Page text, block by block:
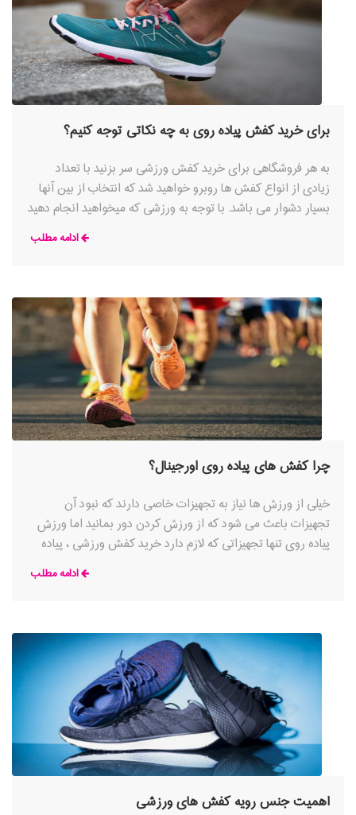
برای خرید کفش پیاده روی به چه نکاتی توجه کنیم؟
به هر فروشگاهی برای خرید کفش ورزشی سر بزنید با تعداد
زیادی از انواع کفش ها روبرو خواهید شد که انتخاب از بین آنها
بسیار دشوار می باشد. با توجه به ورزشی که میخواهید انجام دهید
کفش های مخصوص آن رشته ورزشی وجود دارند که با توجه به
شرایط، بهترین ویژگی ها را ارائه می کنند، به عنوان مثال علی رغم
ادامه مطلب
چرا کفش های پیاده روی اورجینال؟
خیلی از ورزش ها نیاز به تجهیزات خاصی دارند که نبود آن
تجهیزات باعث می شود که از ورزش کردن دور بمانید اما ورزش
پیاده روی تنها تجهیزاتی که لازم دارد خرید کفش ورزشی ، پیاده
ادامه مطلب
اهمیت جنس رویه کفش های ورزشی